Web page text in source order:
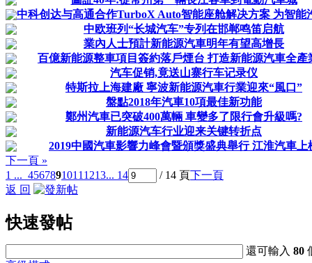
中科创达与高通合作TurboX Auto智能座舱解决方案 为智能
中欧班列“长城汽车”专列在邯郸鸣笛启航
業內人士預計新能源汽車明年有望高增長
百億新能源整車項目簽約落戶煙台 打造新能源汽車全產
汽车促销,竟送山寨行车记录仪
特斯拉上海建廠 寧波新能源汽車行業迎來“風口”
盤點2018年汽車10項最佳新功能
鄭州汽車已突破400萬輛 車變多了限行會升級嗎?
新能源汽车行业迎来关键转折点
2019中國汽車影響力峰會暨頒獎盛典舉行 江淮汽車上
下一頁 »
1 ... 4567891011 1213... 14 / 14 頁下一頁
返 回
快速發帖
還可輸入80